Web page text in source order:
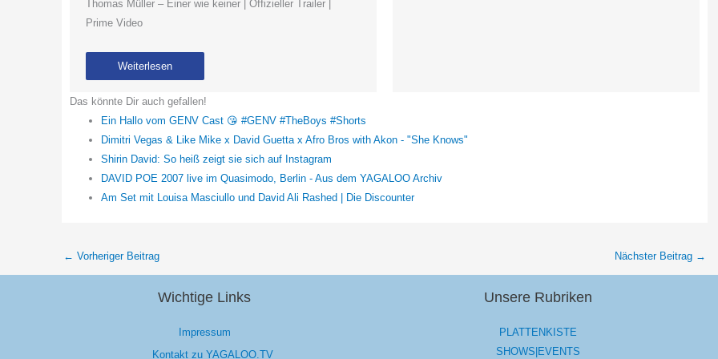
Thomas Müller – Einer wie keiner | Offizieller Trailer |
Prime Video
Weiterlesen
Das könnte Dir auch gefallen!
Ein Hallo vom GENV Cast 😘 #GENV #TheBoys #Shorts
Dimitri Vegas & Like Mike x David Guetta x Afro Bros with Akon - "She Knows"
Shirin David: So heiß zeigt sie sich auf Instagram
DAVID POE 2007 live im Quasimodo, Berlin - Aus dem YAGALOO Archiv
Am Set mit Louisa Masciullo und David Ali Rashed | Die Discounter
← Vorheriger Beitrag Nächster Beitrag →
Wichtige Links
Impressum
Kontakt zu YAGALOO.TV
Unsere Rubriken
PLATTENKISTE
SHOWS|EVENTS